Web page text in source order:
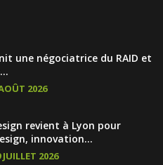
une négociatrice du RAID et
2026
revient à Lyon pour
innovation...
JUILLET 2026